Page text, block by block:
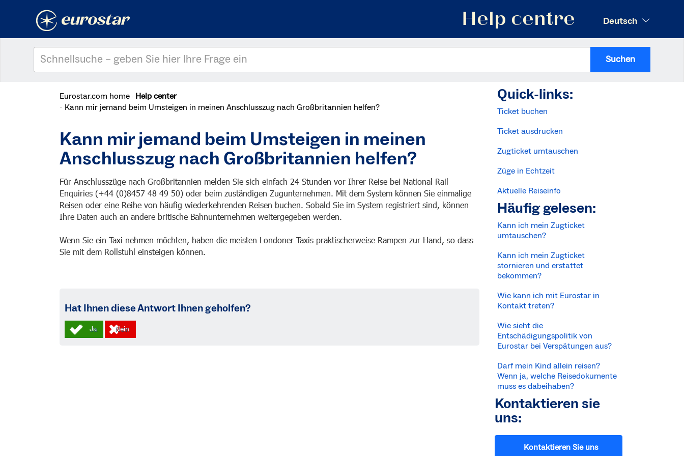
Deutsch
Help centre
Suchen
Eurostar.com home Help center
Kann mir jemand beim Umsteigen in meinen Anschlusszug nach Großbritannien helfen?
Kann mir jemand beim Umsteigen in meinen
Anschlusszug nach Großbritannien helfen?
Für Anschlusszüge nach Großbritannien melden Sie sich einfach 24 Stunden vor Ihrer Reise bei National Rail
Enquiries (+44 (0)8457 48 49 50) oder beim zuständigen Zugunternehmen. Mit dem System können Sie einmalige
Reisen oder eine Reihe von häufig wiederkehrenden Reisen buchen. Sobald Sie im System registriert sind, können
Ihre Daten auch an andere britische Bahnunternehmen weitergegeben werden.
Wenn Sie ein Taxi nehmen möchten, haben die meisten Londoner Taxis praktischerweise Rampen zur Hand, so dass
Sie mit dem Rollstuhl einsteigen können.
Hat Ihnen diese Antwort Ihnen geholfen?
Quick-links:
Ticket buchen
Ticket ausdrucken
Zugticket umtauschen
Züge in Echtzeit
Aktuelle Reiseinfo
Häufig gelesen:
Kann ich mein Zugticket
umtauschen?
Kann ich mein Zugticket
stornieren und erstattet
bekommen?
Wie kann ich mit Eurostar in
Kontakt treten?
Wie sieht die
Entschädigungspolitik von
Eurostar bei Verspätungen aus?
Darf mein Kind allein reisen?
Wenn ja, welche Reisedokumente
muss es dabeihaben?
Kontaktieren sie
uns:
Kontaktieren Sie uns